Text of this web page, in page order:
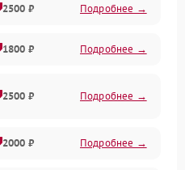
2500 ₽ Подробнее →
1800 ₽ Подробнее →
2500 ₽ Подробнее →
2000 ₽ Подробнее →